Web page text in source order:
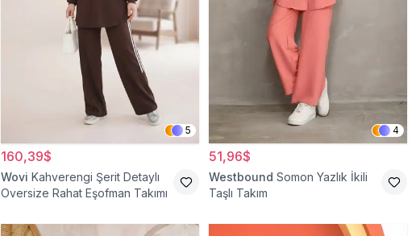
5
160,39$
Wovi Kahverengi Şerit Detaylı
Oversize Rahat Eşofman Takımı
4
51,96$
Westbound Somon Yazlık İkili
Taşlı Takım